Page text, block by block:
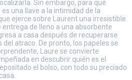
Sin embargo, para qué
una llave a la intimidad de la
ejerce sobre Laurent una irresistible
de lleno a una absorbente
a casa después de recuperarse
del atraco. De pronto, los papeles se
Laure se convierte
en descubrir quién es el
el bolso, con todo su preciado